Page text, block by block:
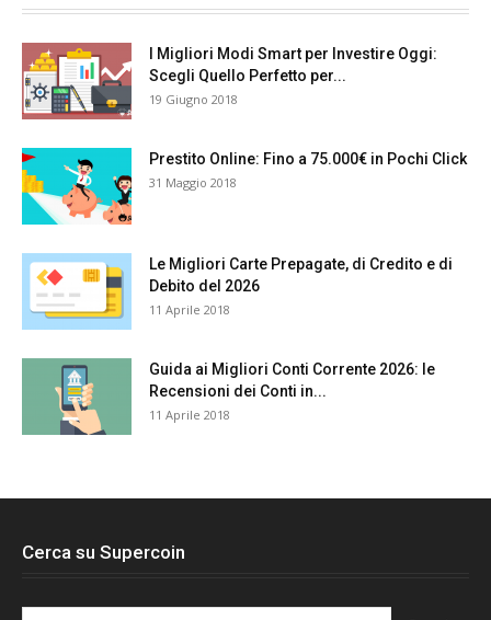
I Migliori Modi Smart per Investire Oggi:
Scegli Quello Perfetto per...
19 Giugno 2018
Prestito Online: Fino a 75.000€ in Pochi Click
31 Maggio 2018
Le Migliori Carte Prepagate, di Credito e di
Debito del 2026
11 Aprile 2018
Guida ai Migliori Conti Corrente 2026: le
Recensioni dei Conti in...
11 Aprile 2018
Cerca su Supercoin